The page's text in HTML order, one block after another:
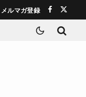
メルマガ登録